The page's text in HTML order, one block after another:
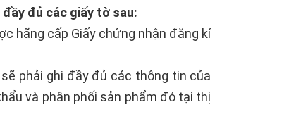
đủ các giấy tờ sau:
hãng cấp Giấy chứng nhận đăng kí
phải ghi đầy đủ các thông tin của
và phân phối sản phẩm đó tại thị